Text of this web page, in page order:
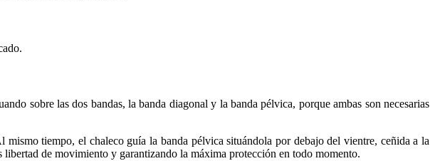
sobre las dos bandas, la banda diagonal y la banda pélvica, porque ambas son necesarias
tiempo, el chaleco guía la banda pélvica situándola por debajo del vientre, ceñida a la
de movimiento y garantizando la máxima protección en todo momento.